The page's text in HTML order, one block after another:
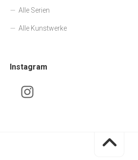
Alle Serien
Alle Kunstwerke
Instagram